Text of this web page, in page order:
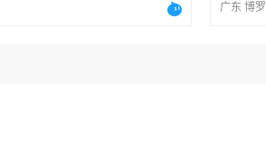
广东 博